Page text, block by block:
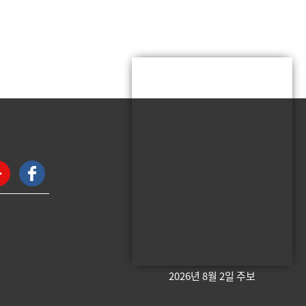
2026년 8월 2일 주보